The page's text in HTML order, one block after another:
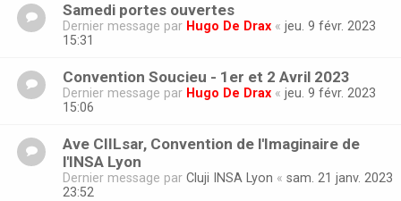
Samedi portes ouvertes
Dernier message par Hugo De Drax « jeu. 9 févr. 2023
15:31
Convention Soucieu - 1er et 2 Avril 2023
Dernier message par Hugo De Drax « jeu. 9 févr. 2023
15:06
Ave CIILsar, Convention de l'Imaginaire de
l'INSA Lyon
Dernier message par Cluji INSA Lyon « sam. 21 janv. 2023
23:52